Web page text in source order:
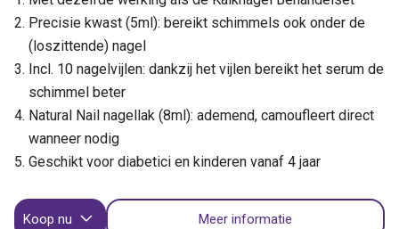
Precisie kwast (5ml): bereikt schimmels ook onder de
(loszittende) nagel
Incl. 10 nagelvijlen: dankzij het vijlen bereikt het serum de
schimmel beter
Natural Nail nagellak (8ml): ademend, camoufleert direct
wanneer nodig
Geschikt voor diabetici en kinderen vanaf 4 jaar
Koop nu Meer informatie